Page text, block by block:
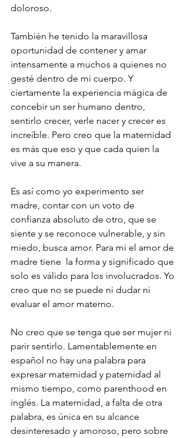
doloroso.
También he tenido la maravillosa
oportunidad de contener y amar
intensamente a muchos a quienes no
gesté dentro de mi cuerpo. Y
ciertamente la experiencia mágica de
concebir un ser humano dentro,
sentirlo crecer, verle nacer y crecer es
increíble. Pero creo que la maternidad
es más que eso y que cada quien la
vive a su manera.
Es así como yo experimento ser
madre, contar con un voto de
confianza absoluto de otro, que se
siente y se reconoce vulnerable, y sin
miedo, busca amor. Para mi el amor de
madre tiene  la forma y significado que
solo es válido para los involucrados. Yo
creo que no se puede ni dudar ni
evaluar el amor materno.
No creo que se tenga que ser mujer ni
parir sentirlo. Lamentablemente en
español no hay una palabra para
expresar maternidad y paternidad al
mismo tiempo, como parenthood en
inglés. La maternidad, a falta de otra
palabra, es única en su alcance
desinteresado y amoroso, pero sobre